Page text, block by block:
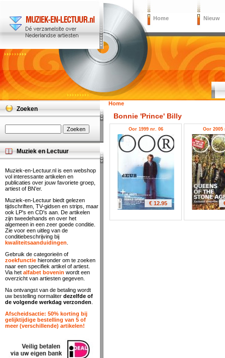
Home Nieuw
Home
Bonnie 'Prince' Billy
Oor 1999 nr. 06
€ 12.95
Oor 2005
Zoeken
Muziek en Lectuur
Muziek-en-Lectuur.nl is een webshop
vol interessante artikelen en
publicaties over jouw favoriete groep,
artiest of BN'er.
Muziek-en-Lectuur biedt gelezen
tijdschriften, TV-gidsen en strips, maar
ook LP's en CD's aan. De artikelen
zijn tweedehands en over het
algemeen in een zeer goede conditie.
Zie voor een uitleg van de
conditiebeschrijving bij
kwaliteitsaanduidingen
Gebruik de categorieën of
zoekfunctie hieronder om te zoeken
naar een specifiek artikel of artiest.
Via het alfabet bovenin wordt een
overzicht van artiesten gegeven.
Na ontvangst van de betaling wordt
uw bestelling normaliter dezelfde of
de volgende werkdag verzonden
Afscheidsactie: 50% korting bij
gelijktijdige bestelling van 5 of
meer (verschillende) artikelen!